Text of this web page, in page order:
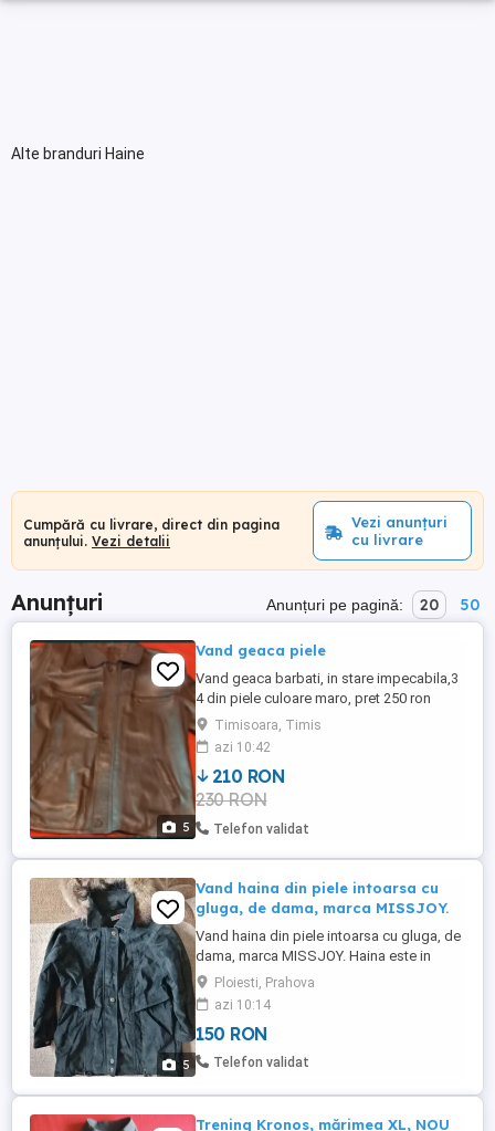
Alte branduri Haine
Cumpără cu livrare, direct din pagina
anunțului. Vezi detalii
Vezi anunțuri
cu livrare
Anunțuri Anunțuri pe pagină: 20 50
5
Vand geaca piele
Vand geaca barbati, in stare impecabila,3
4 din piele culoare maro, pret 250 ron
Timisoara, Timis
azi 10:42
210 RON
230 RON
Telefon validat
5
Vand haina din piele intoarsa cu
gluga, de dama, marca MISSJOY.
Vand haina din piele intoarsa cu gluga, de
dama, marca MISSJOY. Haina este in
stare perfecta, fara defecte sau urme de
purtare, ca noua! Lungimea hainei - 80 cm
Talia hainei - 130 cm Lungimea manecilor -
56 cm Haina este prevazuta cu snur in talie
care permite strangerea ei pe corp. Pret
Ploiesti, Prahova
azi 10:14
150 RON
Telefon validat
Trening Kronos, mărimea XL, NOU